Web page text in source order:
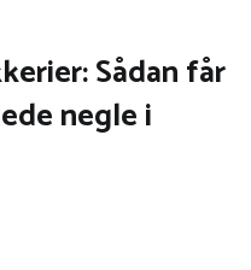
Sådan får
negle i